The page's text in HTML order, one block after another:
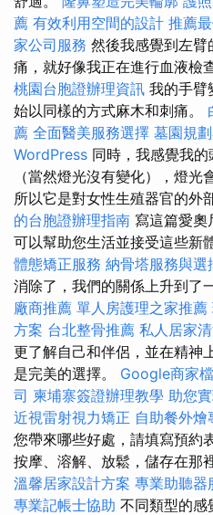
薦 有效利用空間的設計 推薦
家公司服務 然後我感覺到左臂
痛，就好像我正在進行血液檢
桃園台胞證辦理資訊 我的手臂
始以同樣的方式麻木和刺痛。
薦 全面醫美服務選擇 墓園規
WordPress 同時，我感覺我
（當然燈光沒有變化），燈光
所以它是對女性生殖器官的外
的台胞證辦理指南 寫這篇愛奧
可以幫助您生活並接受這些新
體態矯正服務 納骨塔服務與選
消除了，我們的關係上升到了
廠商推薦 單人房護理之家推薦
方案 台北整骨推薦 私人居家
更了解自己和伴侶，並在精神
是完美的選擇。 Google商家
司 柬埔寨簽證辦理教學 助您
近視雷射視力矯正 自助餐外燴
您帶來哪些好處，請填寫預約
按摩、溶解、放鬆，儲存在那
溫馨居家設計方案 專業助聽器
專業記帳士協助 不同類型的感